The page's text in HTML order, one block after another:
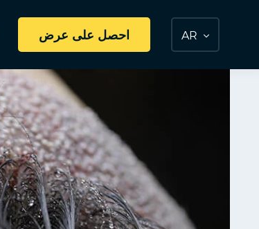
احصل على عرض AR